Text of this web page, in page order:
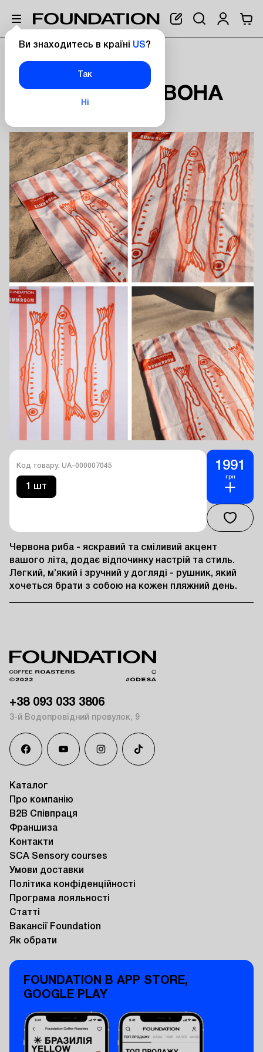
Ви знаходитесь в країні US?
Так
Ні
ПЛЯЖНИЙ
РУШНИК "ЧЕРВОНА
Код товару: UA-000007045
1 шт
1991
грн
Червона риба - яскравий та сміливий акцент
вашого літа, додає відпочинку настрій та стиль.
Легкий, м’який і зручний у догляді - рушник, який
хочеться брати з собою на кожен пляжний день.
+38 093 033 3806
3-й Водопровідний провулок, 9
Каталог
Про компанію
B2B Співпраця
Франшиза
Контакти
SCA Sensory courses
Умови доставки
Політика конфіденційності
Програма лояльності
Статті
Вакансії Foundation
Як обрати
FOUNDATION В APP STORE,
GOOGLE PLAY